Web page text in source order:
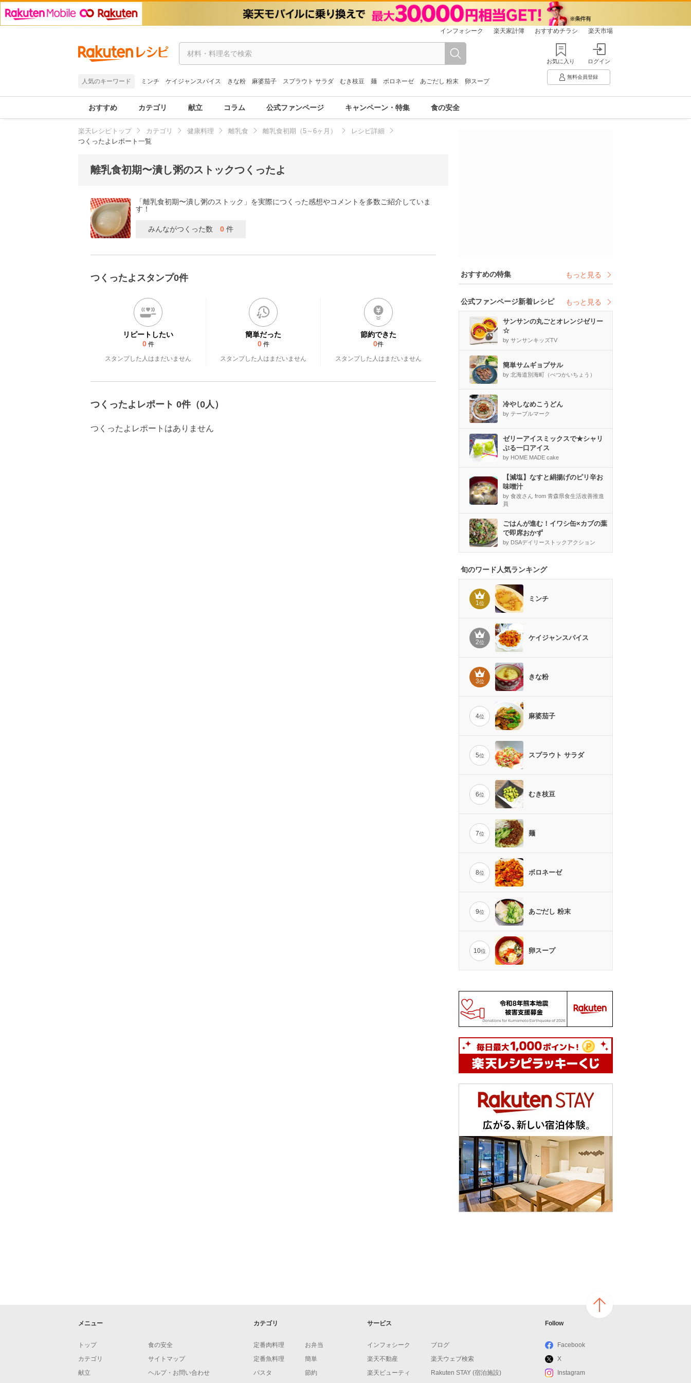
インフォシーク 楽天家計簿 おすすめチラシ 楽天市場
人気のキーワード ミンチ ケイジャンスパイス きな粉 麻婆茄子 スプラウト サラダ むき枝豆 麺 ボロネーゼ あごだし 粉末 卵スープ
お気に入り ログイン
無料会員登録
おすすめ カテゴリ 献立 コラム 公式ファンページ キャンペーン・特集 食の安全
楽天レシピトップ カテゴリ 健康料理 離乳食 離乳食初期（5～6ヶ月）
レシピ詳細
つくったよレポート一覧
離乳食初期〜潰し粥のストックつくったよ
「離乳食初期〜潰し粥のストック」を実際につくった感想やコメントを多数ご紹介していま
す！
みんながつくった数 0 件
つくったよスタンプ0件
リピートしたい
0 件
スタンプした人はまだいません
簡単だった
0 件
スタンプした人はまだいません
節約できた
0件
スタンプした人はまだいません
つくったよレポート 0件（0人）
つくったよレポートはありません
おすすめの特集 もっと見る
公式ファンページ新着レシピ もっと見る
サンサンの丸ごとオレンジゼリー
☆
by サンサンキッズTV
簡単サムギョプサル
by 北海道別海町（べつかいちょう）
冷やしなめこうどん
by テーブルマーク
ゼリーアイスミックスで★シャリ
ぷる一口アイス
by HOME MADE cake
【減塩】なすと絹揚げのピリ辛お
味噌汁
by 食改さん from 青森県食生活改善推進
員
ごはんが進む！イワシ缶×カブの葉
で即席おかず
by DSAデイリーストックアクション
旬のワード人気ランキング
1位
ミンチ
2位
ケイジャンスパイス
3位
きな粉
4位 麻婆茄子
5位 スプラウト サラダ
6位 むき枝豆
7位 麺
8位 ボロネーゼ
9位 あごだし 粉末
10位 卵スープ
メニュー
トップ
カテゴリ
献立
食の安全
サイトマップ
ヘルプ・お問い合わせ
カテゴリ
定番肉料理
定番魚料理
パスタ
お弁当
簡単
節約
サービス
インフォシーク
楽天不動産
楽天ビューティ
ブログ
楽天ウェブ検索
Rakuten STAY (宿泊施設)
Follow
Facebook
X
Instagram